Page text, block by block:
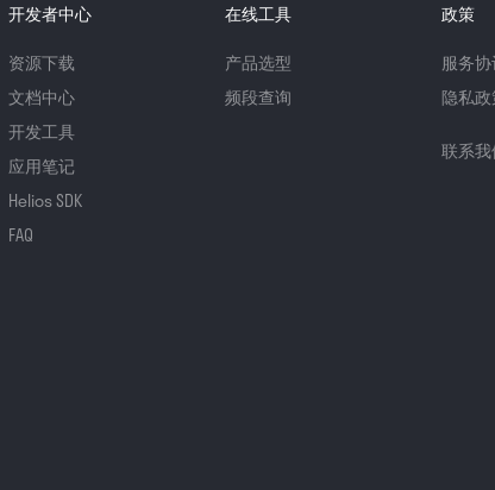
开发者中心
资源下载
文档中心
开发工具
应用笔记
Helios SDK
FAQ
在线工具
产品选型
频段查询
政策
服务
隐私政
联系我